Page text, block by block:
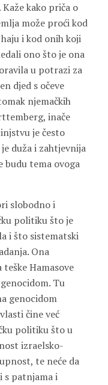
kako priča o
može proći kod
i kod onih koji
ono što je ona
u potrazi za
djed s očeve
njemačkih
inače
je često
duža i zahtjevnija
budu tema ovoga
slobodno i
politiku što je
i što sistematski
Ona
Hamasove
Tu
genocidom
čine već
politiku što u
izraelsko-
te neće da
s patnjama i